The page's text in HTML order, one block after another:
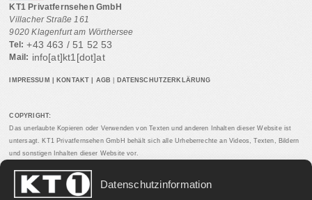
Datenschutzinformation
KT1 Privatfernsehen GmbH
Villacher Straße 161
9020 Klagenfurt am Wörthersee
Tel: +43 463 / 51 52 53
Mail: info[at]kt1[dot]at
IMPRESSUM KONTAKT AGB DATENSCHUTZERKLÄRUNG
COPYRIGHT:
Das unerlaubte Kopieren oder Verwenden von Texten und anderen Inhalten dieser Website ist
untersagt. KT1 Privatfernsehen GmbH behält sich alle Urheberrechte an Videos, Texten, Bildern
und sonstigen Inhalten dieser Website vor.
PARTNERLINKS: